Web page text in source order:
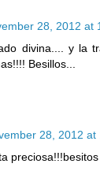
28, 2012 at
divina.... y la
Besillos...
28, 2012 at
preciosa!!!besitos